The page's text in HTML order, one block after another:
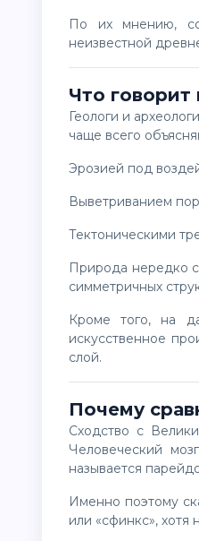
По их мнению, совокупность этих признаков указывает на вмешательство человека или даже
неизвестной
Что говорит
Геологи и археологи относятся к подобным заявлениям осторожно. В научной среде подобные объекты
чаще всего
эрозией под
выветриванием
тектоническими
Природа нередко создаёт формы, которые кажутся «осмысленными» — от «лиц» на скалах до идеально
симметричных
Кроме того, на данный момент нет подтверждённых археологических данных, указывающих на
искусственное
слой.
Почему
Сходство с Великим Сфинксом в Гизе во многом условное и основано на визуальном восприятии.
Человеческий
называется
Именно поэтому скальные образования по всему миру часто получают названия вроде «лицо», «страж»
или «сфинкс»,